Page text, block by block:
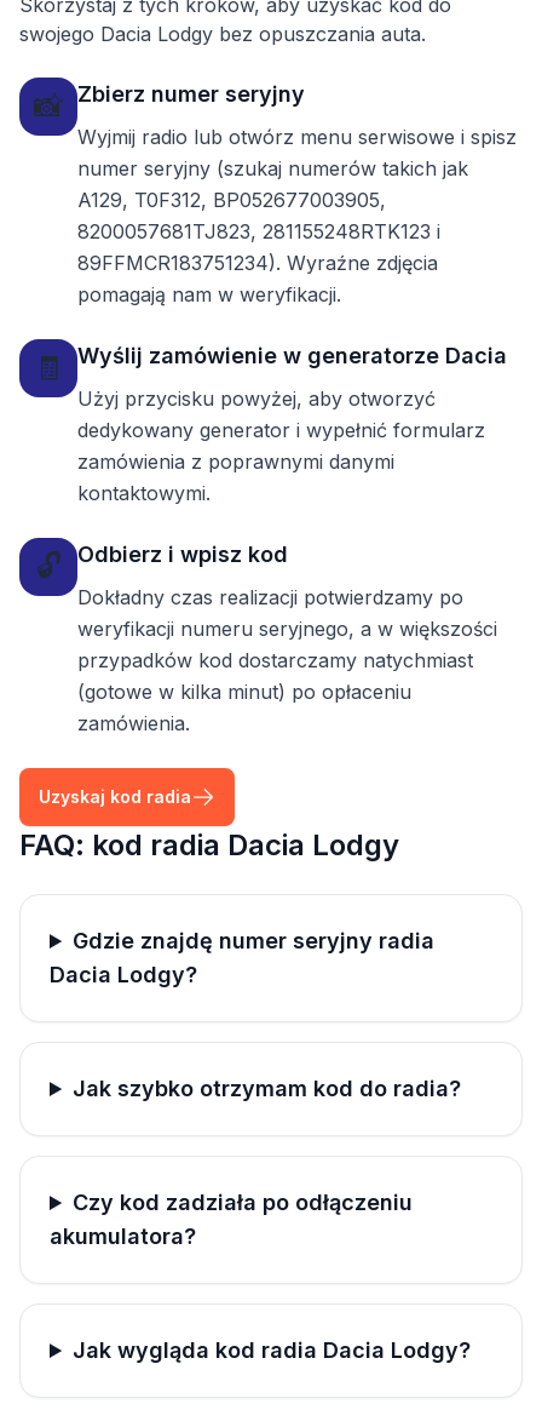
Skorzystaj z tych kroków, aby uzyskać kod do
swojego Dacia Lodgy bez opuszczania auta.
📸 Zbierz numer seryjny
Wyjmij radio lub otwórz menu serwisowe i spisz
numer seryjny (szukaj numerów takich jak
A129, T0F312, BP052677003905,
8200057681TJ823, 281155248RTK123 i
89FFMCR183751234). Wyraźne zdjęcia
pomagają nam w weryfikacji.
🧾 Wyślij zamówienie w generatorze Dacia
Użyj przycisku powyżej, aby otworzyć
dedykowany generator i wypełnić formularz
zamówienia z poprawnymi danymi
kontaktowymi.
🔓 Odbierz i wpisz kod
Dokładny czas realizacji potwierdzamy po
weryfikacji numeru seryjnego, a w większości
przypadków kod dostarczamy natychmiast
(gotowe w kilka minut) po opłaceniu
zamówienia.
Uzyskaj kod radia
FAQ: kod radia Dacia Lodgy
Gdzie znajdę numer seryjny radia
Dacia Lodgy?
Jak szybko otrzymam kod do radia?
Czy kod zadziała po odłączeniu
akumulatora?
Jak wygląda kod radia Dacia Lodgy?